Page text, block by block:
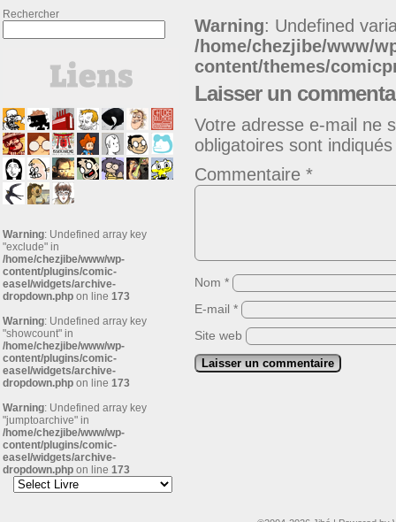
Rechercher
Warning: Undefined array key
"exclude" in
/home/chezjibe/www/wp-
content/plugins/comic-
easel/widgets/archive-
dropdown.php on line 173
Warning: Undefined array key
"showcount" in
/home/chezjibe/www/wp-
content/plugins/comic-
easel/widgets/archive-
dropdown.php on line 173
Warning: Undefined array key
"jumptoarchive" in
/home/chezjibe/www/wp-
content/plugins/comic-
easel/widgets/archive-
dropdown.php on line 173
Warning: Undefined
/home/chezjibe/www/
content/themes/
Laisser un
Votre adresse e-mail ne
obligatoires sont
Commentaire *
Nom *
E-mail *
Site web